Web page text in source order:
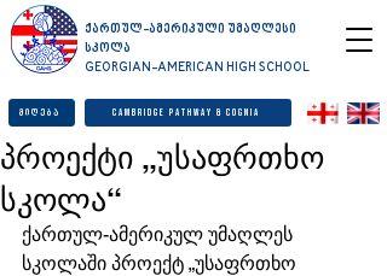
ქართულ-ამერიკული უმაღლესი
სკოლა
GEORGIAN-AMERICAN HIGH SCHOOL
მიღება Cambridge Pathway & Cognia
პროექტი „უსაფრთხო
სკოლა“
ქართულ-ამერიკულ უმაღლეს
სკოლაში პროექტ „უსაფრთხო